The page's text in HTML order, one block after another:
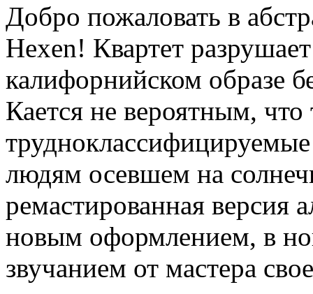
Добро пожаловать в
Hexen! Квартет
калифорнийском образе
Кается не вероятным,
людям осевшем на
ремастированная версия
новым оформлением, в
звучанием от мастера